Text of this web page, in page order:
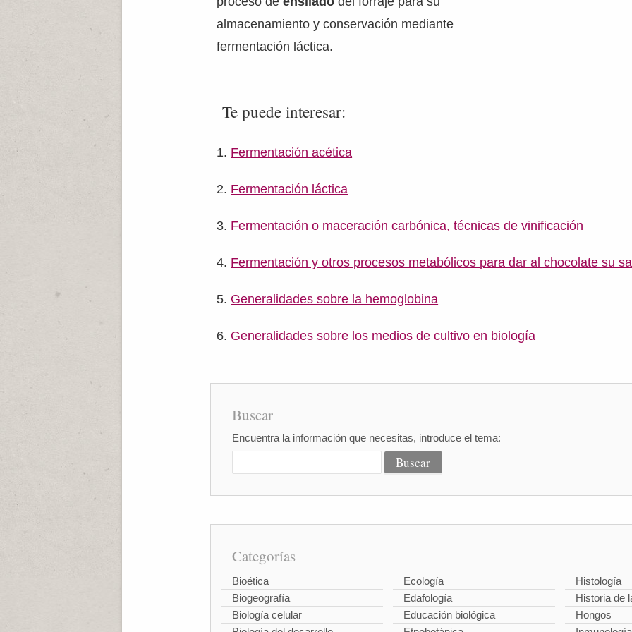
almacenamiento y conservación mediante
fermentación láctica.
Te puede interesar:
Fermentación acética
Fermentación láctica
Fermentación o maceración carbónica, técnicas de vinificación
Fermentación y otros procesos metabólicos para dar al chocolate su
Generalidades sobre la hemoglobina
Generalidades sobre los medios de cultivo en biología
Buscar
Encuentra la información que necesitas, introduce el tema:
Categorías
Bioética
Biogeografía
Biología celular
Ecología
Edafología
Educación biológica
Histología
Historia de
Hongos